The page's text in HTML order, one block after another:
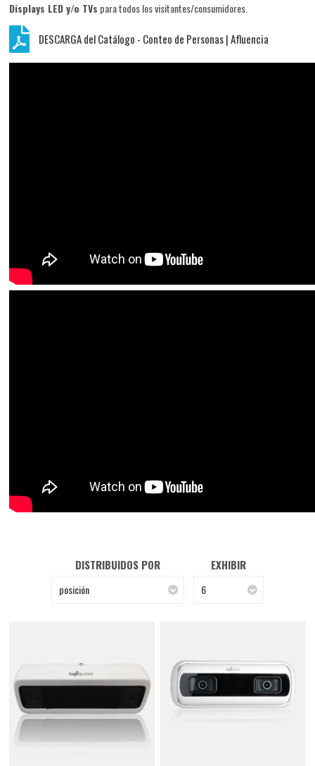
Displays LED y/o TVs para todos los visitantes/consumidores.
DESCARGA del Catálogo - Conteo de Personas | Afluencia
de Espacios
DISTRIBUIDOS POR
posición
EXHIBIR
6